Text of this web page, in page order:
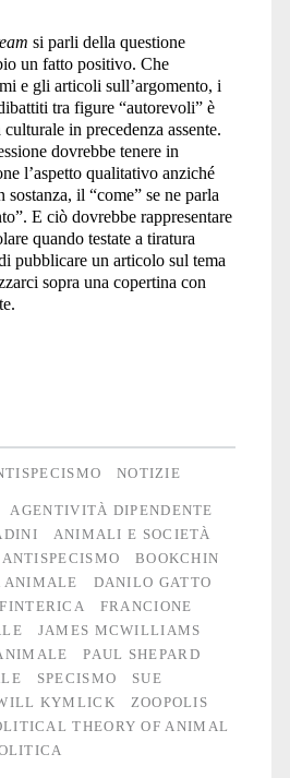
si parli della questione
un fatto positivo. Che
e gli articoli sull’argomento, i
tra figure “autorevoli” è
in precedenza assente.
dovrebbe tenere in
l’aspetto qualitativo anziché
il “come” se ne parla
E ciò dovrebbe rappresentare
quando testate a tiratura
pubblicare un articolo sul tema
sopra una copertina con
NOTIZIE
AGENTIVITÀ DIPENDENTE
ANIMALI E SOCIETÀ
ANTISPECISMO
BOOKCHIN
ANIMALE
DANILO GATTO
FRANCIONE
JAMES MCWILLIAMS
PAUL SHEPARD
SPECISMO
SUE
KYMLICK
ZOOPOLIS
THEORY OF ANIMAL